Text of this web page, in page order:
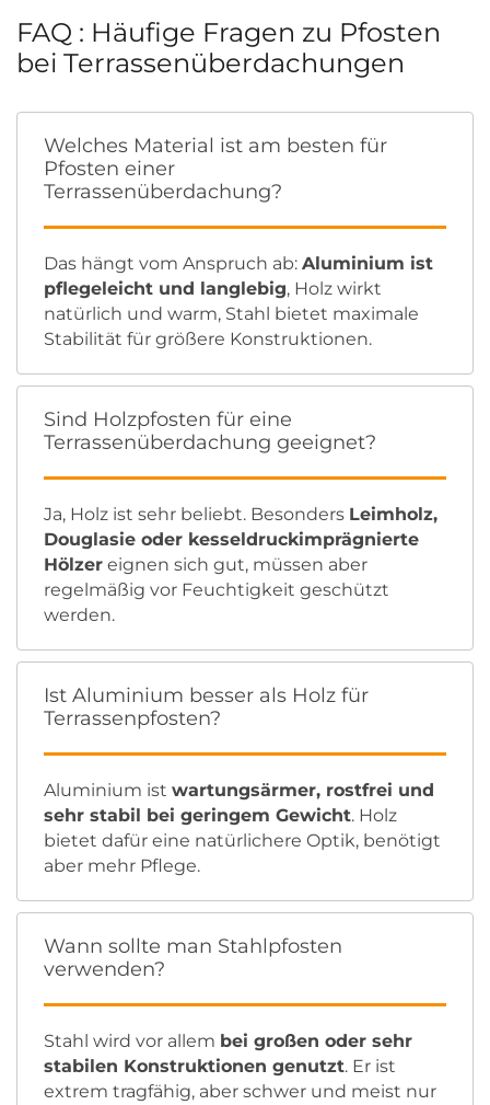
FAQ : Häufige Fragen zu Pfosten
bei Terrassenüberdachungen
Welches Material ist am besten für
Pfosten einer
Terrassenüberdachung?
Das hängt vom Anspruch ab: Aluminium ist
pflegeleicht und langlebig, Holz wirkt
natürlich und warm, Stahl bietet maximale
Stabilität für größere Konstruktionen.
Sind Holzpfosten für eine
Terrassenüberdachung geeignet?
Ja, Holz ist sehr beliebt. Besonders Leimholz,
Douglasie oder kesseldruckimprägnierte
Hölzer eignen sich gut, müssen aber
regelmäßig vor Feuchtigkeit geschützt
werden.
Ist Aluminium besser als Holz für
Terrassenpfosten?
Aluminium ist wartungsärmer, rostfrei und
sehr stabil bei geringem Gewicht. Holz
bietet dafür eine natürlichere Optik, benötigt
aber mehr Pflege.
Wann sollte man Stahlpfosten
verwenden?
Stahl wird vor allem bei großen oder sehr
stabilen Konstruktionen genutzt. Er ist
extrem tragfähig, aber schwer und meist nur